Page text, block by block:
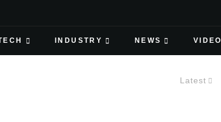
INDUSTRY NEWS VIDEO
Latest